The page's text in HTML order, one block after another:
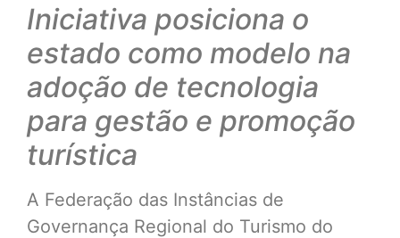
Iniciativa posiciona o
estado como modelo na
adoção de tecnologia
para gestão e promoção
turística
A Federação das Instâncias de
Governança Regional do Turismo do